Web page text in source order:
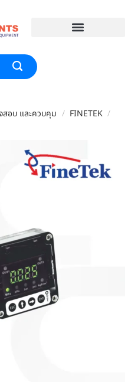
สอบ และควบคุม / FINETEK /